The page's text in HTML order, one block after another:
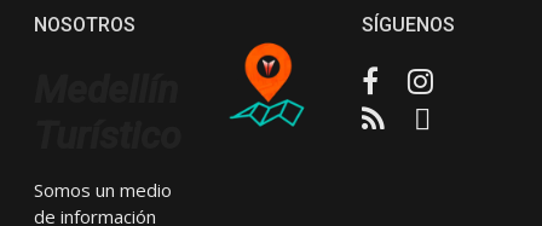
NOSOTROS
Somos un medio
de información
SÍGUENOS
FacebookInstagram